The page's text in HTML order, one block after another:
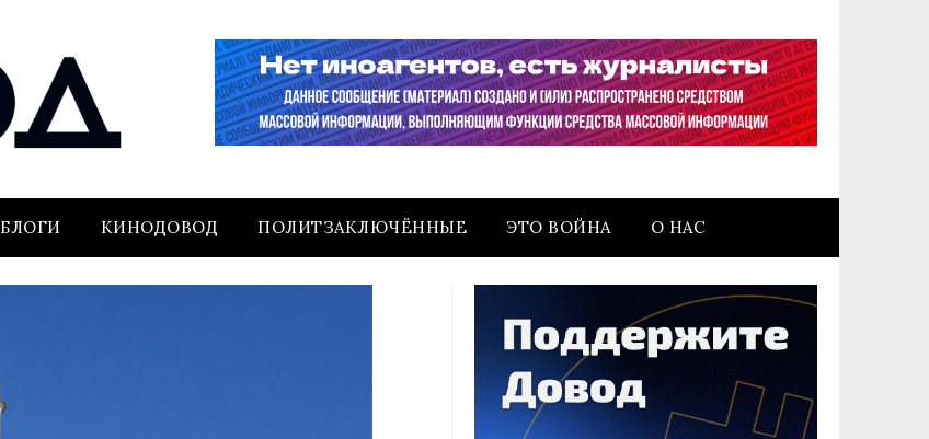
БЛОГИ КИНОДОВОД ПОЛИТЗАКЛЮЧЁННЫЕ ЭТО ВОЙНА О НАС